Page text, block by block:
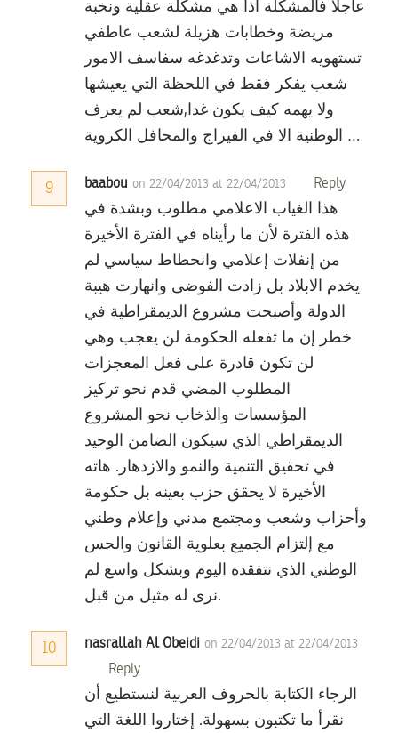
عاجلا فالمشكلة اذا هي مشكلة عقلية ونخبة
مريضة وخطابات هزيلة لشعب عاطفي
تستهويه الاشاعات وتدغدغه سفاسف الامور
شعب يفكر فقط في اللحظة التي يعيشها
ولا يهمه كيف يكون غدا,شعب لم يعرف
الوطنية الا في الفيراج والمحافل الكروية …
9 baabou on 22/04/2013 at 22/04/2013 Reply
هذا الغياب الاعلامي مطلوب وبشدة في
هذه الفترة لأن ما رأيناه في الفترة الأخيرة
من إنفلات إعلامي وانحطاط سياسي لم
يخدم الابلاد بل زادت الفوضى وانهارت هيبة
الدولة وأصبحت مشروع الديمقراطية في
خطر إن ما تفعله الحكومة لن يعجب وهي
لن تكون قادرة على فعل المعجزات
المطلوب المضي قدم نحو تركيز
المؤسسات والذخاب نحو المشروع
الديمقراطي الذي سيكون الضامن الوحيد
في تحقيق التنمية والنمو والازدهار. هاته
الأخيرة لا يحقق حزب بعينه بل حكومة
وأحزاب وشعب ومجتمع مدني وإعلام وطني
مع إلتزام الجميع بعلوية القانون والحس
الوطني الذي نتفقده اليوم وبشكل واسع لم
نرى له مثيل من قبل.
10 nasrallah Al Obeidi on 22/04/2013 at 22/04/2013
Reply
الرجاء الكتابة بالحروف العربية لنستطيع أن
نقرأ ما تكتبون بسهولة. إختاروا اللغة التي